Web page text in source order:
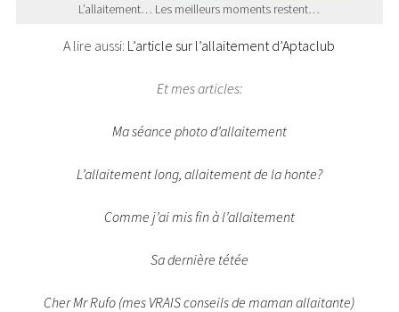
L’allaitement… Les meilleurs moments restent…
A lire aussi: L’article sur l’allaitement d’Aptaclub
Et mes articles:
Ma séance photo d’allaitement
L’allaitement long, allaitement de la honte?
Comme j’ai mis fin à l’allaitement
Sa dernière tétée
Cher Mr Rufo (mes VRAIS conseils de maman allaitante)